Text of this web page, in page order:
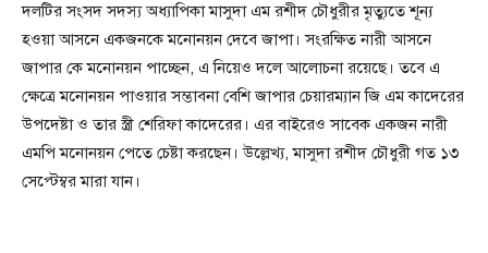
দলটির সংসদ সদস্য অধ্যাপিকা মাসুদা এম রশীদ চৌধুরীর মৃত্যুতে শূন্য
হওয়া আসনে একজনকে মনোনয়ন দেবে জাপা। সংরক্ষিত নারী আসনে
জাপার কে মনোনয়ন পাচ্ছেন, এ নিয়েও দলে আলোচনা রয়েছে। তবে এ
ক্ষেত্রে মনোনয়ন পাওয়ার সম্ভাবনা বেশি জাপার চেয়ারম্যান জি এম কাদেরের
উপদেষ্টা ও তার স্ত্রী শেরিফা কাদেরের। এর বাইরেও সাবেক একজন নারী
এমপি মনোনয়ন পেতে চেষ্টা করছেন। উল্লেখ্য, মাসুদা রশীদ চৌধুরী গত ১৩
সেপ্টেম্বর মারা যান।